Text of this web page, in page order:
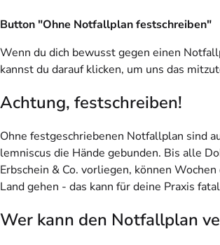
Button "Ohne Notfallplan festschreiben"
Wenn du dich bewusst gegen einen
kannst du darauf klicken, um uns das
Achtung, festschreiben!
Ohne festgeschriebenen Notfallplan sind
lemniscus die Hände gebunden. Bis alle
Erbschein & Co. vorliegen, können
Land gehen - das kann für deine Praxis
Wer kann den Notfallplan